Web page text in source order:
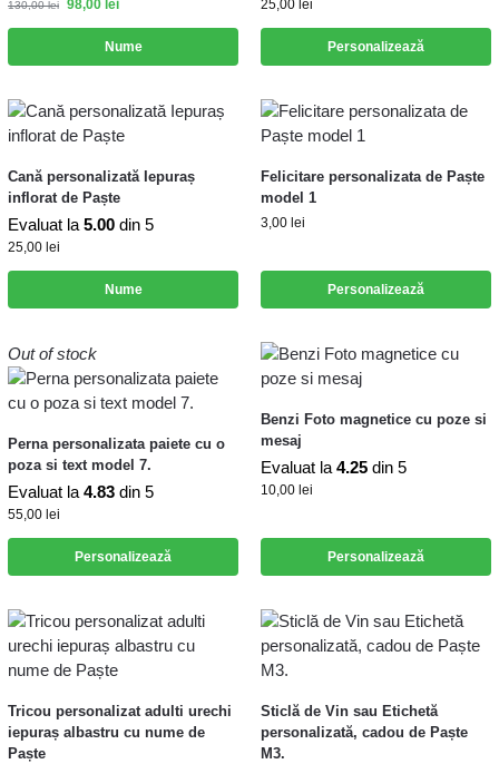
130,00lei 98,00 lei
Nume
25,00 lei
Personalizează
Cană personalizată Iepuraș
inflorat de Paște
Evaluat la 5.00 din 5
25,00 lei
Nume
Felicitare personalizata de Paște
model 1
3,00 lei
Personalizează
Out of stock
Perna personalizata paiete cu o
poza si text model 7.
Evaluat la 4.83 din 5
55,00 lei
Personalizează
Benzi Foto magnetice cu poze si
mesaj
Evaluat la 4.25 din 5
10,00 lei
Personalizează
Tricou personalizat adulti urechi
iepuraș albastru cu nume de
Paște
Sticlă de Vin sau Etichetă
personalizată, cadou de Paște
M3.